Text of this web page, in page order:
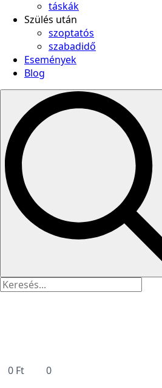
táskák
Szülés után
szoptatós
szabadidő
Események
Blog
0 Ft 0